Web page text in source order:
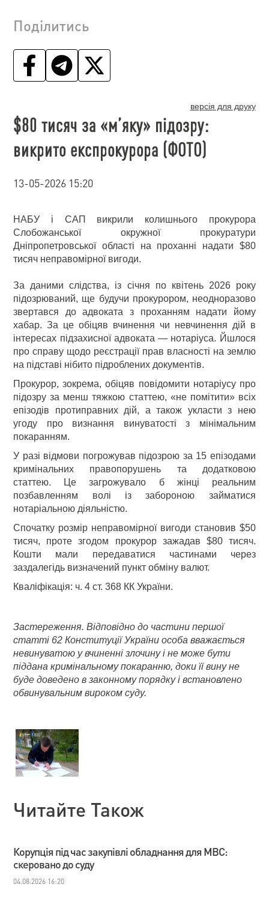
Поділитись
версія для друку
$80 тисяч за «м’яку» підозру:
викрито експрокурора (ФОТО)
13-05-2026 15:20
НАБУ і САП викрили колишнього прокурора
Слобожанської окружної прокуратури
Дніпропетровської області на проханні надати $80
тисяч неправомірної вигоди.
За даними слідства, із січня по квітень 2026 року
підозрюваний, ще будучи прокурором, неодноразово
звертався до адвоката з проханням надати йому
хабар. За це обіцяв вчинення чи невчинення дій в
інтересах підзахисної адвоката — нотаріуса. Йшлося
про справу щодо реєстрації прав власності на землю
на підставі нібито підроблених документів.
Прокурор, зокрема, обіцяв повідомити нотаріусу про
підозру за менш тяжкою статтею, «не помітити» всіх
епізодів протиправних дій, а також укласти з нею
угоду про визнання винуватості з мінімальним
покаранням.
У разі відмови погрожував підозрою за 15 епізодами
кримінальних правопорушень та додатковою
статтею. Це загрожувало б жінці реальним
позбавленням волі із забороною займатися
нотаріальною діяльністю.
Спочатку розмір неправомірної вигоди становив $50
тисяч, проте згодом прокурор зажадав $80 тисяч.
Кошти мали передаватися частинами через
заздалегідь визначений пункт обміну валют.
Кваліфікація: ч. 4 ст. 368 КК України.
Застереження. Відповідно до частини першої
статті 62 Конституції України особа вважається
невинуватою у вчиненні злочину і не може бути
піддана кримінальному покаранню, доки її вину не
буде доведено в законному порядку і встановлено
обвинувальним вироком суду.
Читайте Також
Корупція під час закупівлі обладнання для МВС:
скеровано до суду
04.08.2026 16:20